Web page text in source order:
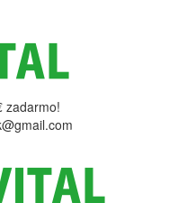
zadarmo!